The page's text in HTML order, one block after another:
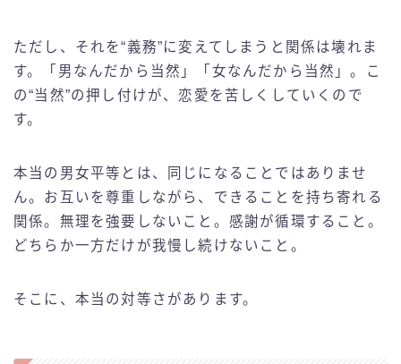
ただし、それを“義務”に変えてしまうと関係は壊れま
す。「男なんだから当然」「女なんだから当然」。こ
の“当然”の押し付けが、恋愛を苦しくしていくので
す。
本当の男女平等とは、同じになることではありませ
ん。お互いを尊重しながら、できることを持ち寄れる
関係。無理を強要しないこと。感謝が循環すること。
どちらか一方だけが我慢し続けないこと。
そこに、本当の対等さがあります。